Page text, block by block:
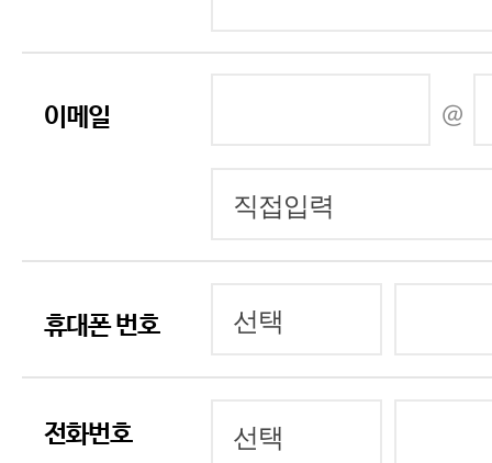
이메일 @
휴대폰 번호
전화번호